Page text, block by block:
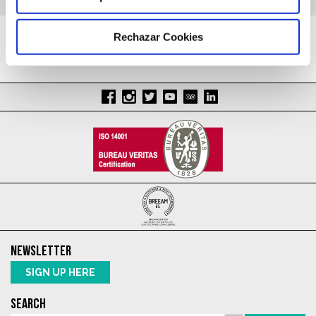
Rechazar Cookies
NEWSLETTER
SIGN UP HERE
SEARCH